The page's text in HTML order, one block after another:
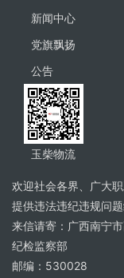
新闻中心
党旗飘扬
公告
玉柴物流
欢迎社会各界、广大
提供违法违纪违规问
来信请寄：广西南宁
纪检监察部
邮编：530028